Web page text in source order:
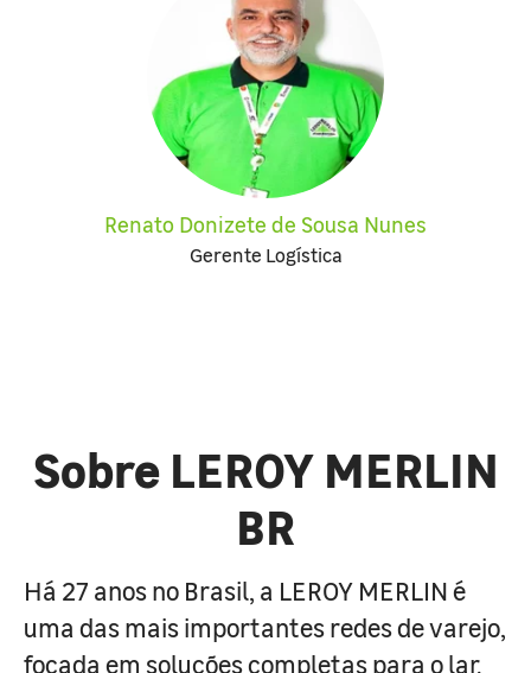
Renato Donizete de Sousa Nunes
Gerente Logística
Sobre LEROY MERLIN
BR
Há 27 anos no Brasil, a LEROY MERLIN é
uma das mais importantes redes de varejo,
focada em soluções completas para o lar.